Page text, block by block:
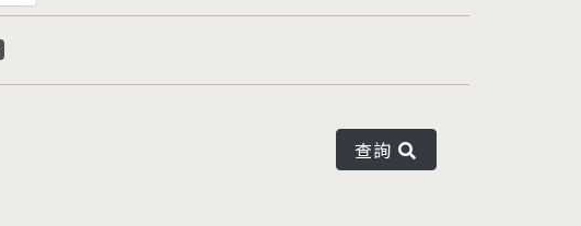
查詢